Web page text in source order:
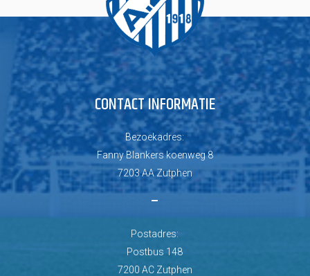
CONTACT INFORMATIE
Bezoekadres:
Fanny Blankers koenweg 8
7203 AA Zutphen
–
Postadres:
Postbus 148
7200 AC Zutphen